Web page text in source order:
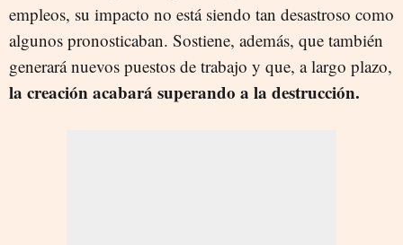
empleos, su impacto no está siendo tan desastroso como
algunos pronosticaban. Sostiene, además, que también
generará nuevos puestos de trabajo y que, a largo plazo,
la creación acabará superando a la destrucción.